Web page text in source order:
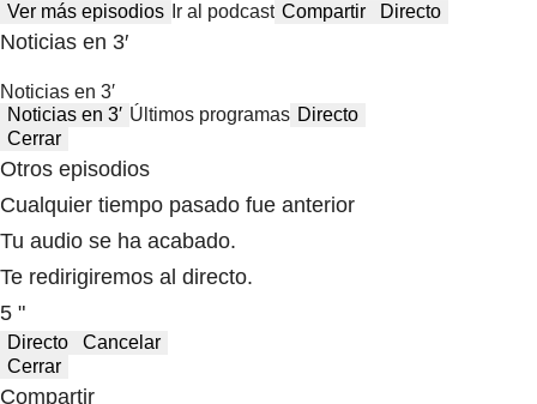
Ver más episodios Ir al podcast Compartir Directo
Noticias en 3′
Noticias en 3′
Noticias en 3′ Últimos programas Directo
Cerrar
Otros episodios
Cualquier tiempo pasado fue anterior
Tu audio se ha acabado.
Te redirigiremos al directo.
5 "
Directo
Cancelar
Cerrar
Compartir